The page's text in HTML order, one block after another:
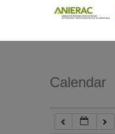
Calendar
7:00 am